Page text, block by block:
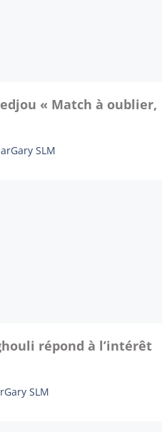
« Match à oublier,
Gary SLM
répond à l’intérêt
Gary SLM